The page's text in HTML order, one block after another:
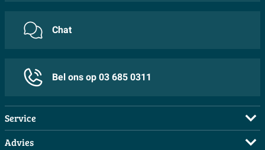
Chat
Bel ons op 03 685 0311
Service
Veelgestelde vragen
Advies